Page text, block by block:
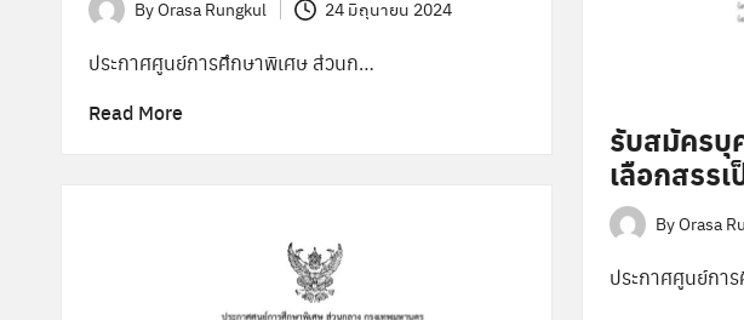
Posted
by
ByOrasa Rungkul 24 มิถุนายน 2024
ประกาศศูนย์การศึกษาพิเศษ ส่วนก…
Read More
รับสมัครบุ
เลือกสรร
Posted
by
ByOrasa
ประกาศศูนย์กา